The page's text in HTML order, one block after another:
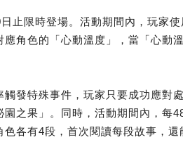
止限時登場。活動期間內，玩家使
角色的「心動溫度」，當「心動
發特殊事件，玩家只要成功應對
之果」。同時，活動期間內，每
各有4段，首次閱讀每段故事，還